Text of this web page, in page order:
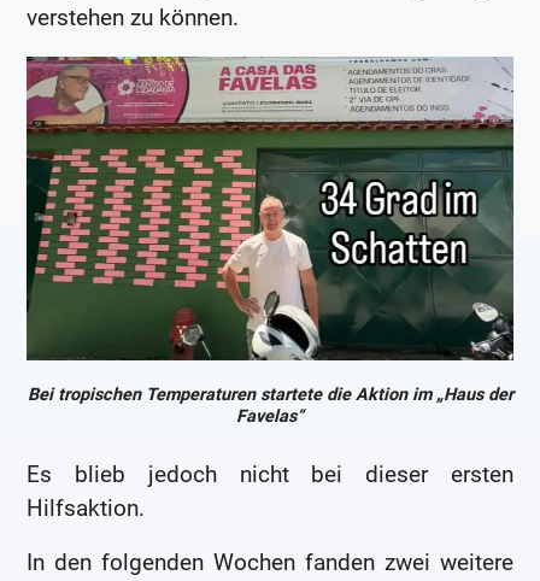
verstehen zu können.
Bei tropischen Temperaturen startete die Aktion im „Haus der
Favelas“
Es blieb jedoch nicht bei dieser ersten
Hilfsaktion.
In den folgenden Wochen fanden zwei weitere